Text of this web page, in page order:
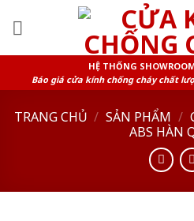
HỆ THỐNG
Báo giá cửa kính chống cháy chất
TRANG CHỦ / SẢN PHẨM /
ABS HÀN